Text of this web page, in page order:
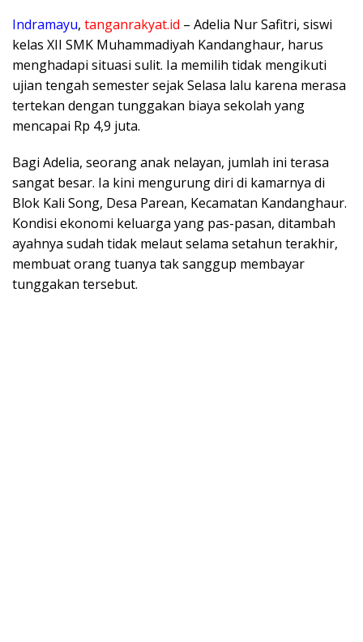
Indramayu, tanganrakyat.id – Adelia Nur Safitri, siswi
kelas XII SMK Muhammadiyah Kandanghaur, harus
menghadapi situasi sulit. Ia memilih tidak mengikuti
ujian tengah semester sejak Selasa lalu karena merasa
tertekan dengan tunggakan biaya sekolah yang
mencapai Rp 4,9 juta.
​Bagi Adelia, seorang anak nelayan, jumlah ini terasa
sangat besar. Ia kini mengurung diri di kamarnya di
Blok Kali Song, Desa Parean, Kecamatan Kandanghaur.
Kondisi ekonomi keluarga yang pas-pasan, ditambah
ayahnya sudah tidak melaut selama setahun terakhir,
membuat orang tuanya tak sanggup membayar
tunggakan tersebut.